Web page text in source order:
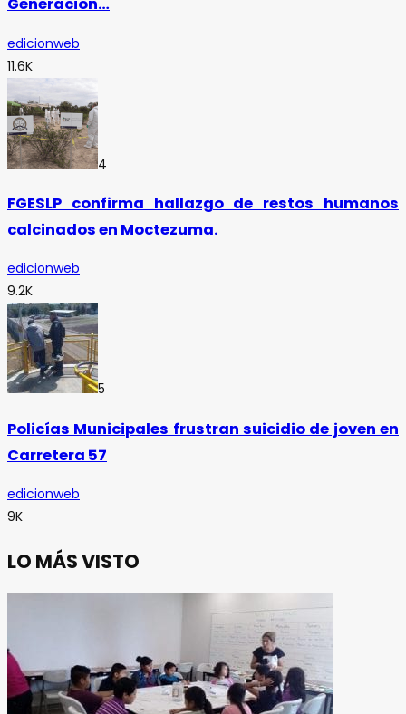
Generación…
edicionweb
11.6K
4
FGESLP confirma hallazgo de restos humanos
calcinados en Moctezuma.
edicionweb
9.2K
5
Policías Municipales frustran suicidio de joven en
Carretera 57
edicionweb
9K
LO MÁS VISTO